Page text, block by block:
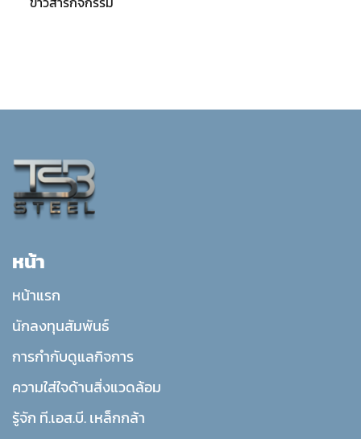
หน้า
หน้าแรก
นักลงทุนสัมพันธ์
การกำกับดูแลกิจการ
ความใส่ใจด้านสิ่งแวดล้อม
รู้จัก ที.เอส.บี. เหล็กกล้า